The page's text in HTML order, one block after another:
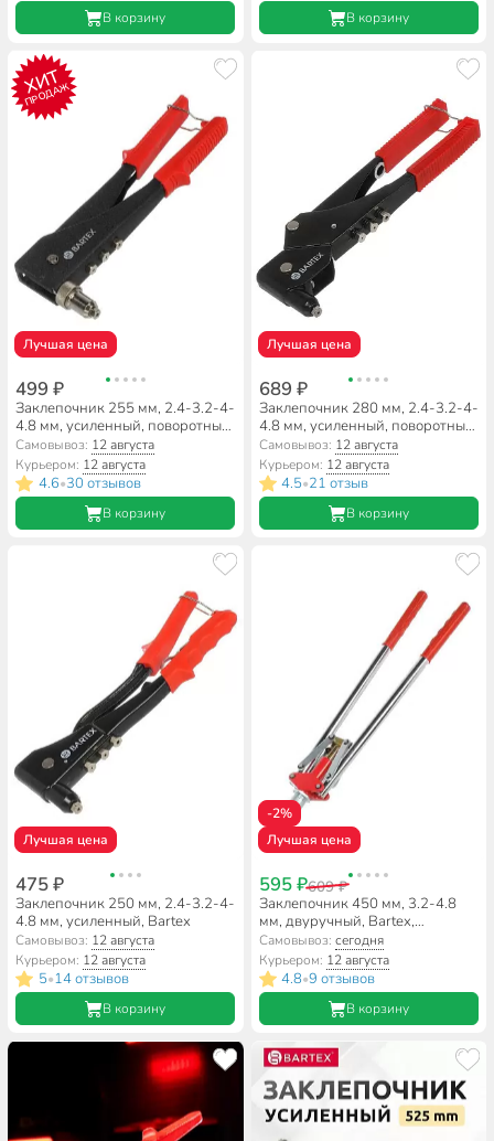
В корзину В корзину
ХИТ
ПРОДАЖ
Лучшая цена
499 ₽
Заклепочник 255 мм, 2.4-3.2-4-
4.8 мм, усиленный, поворотный,
90°, Bartex, D0730/HR4002
Самовывоз: 12 августа
Курьером: 12 августа
4.6•30 отзывов
В корзину
Лучшая цена
689 ₽
Заклепочник 280 мм, 2.4-3.2-4-
4.8 мм, усиленный, поворотный,
360°, Bartex, D0721А/HR3000
Самовывоз: 12 августа
Курьером: 12 августа
4.5•21 отзыв
В корзину
Лучшая цена
475 ₽
Заклепочник 250 мм, 2.4-3.2-4-
4.8 мм, усиленный, Bartex
Самовывоз: 12 августа
Курьером: 12 августа
5•14 отзывов
В корзину
-2%
Лучшая цена
595 ₽609 ₽
Заклепочник 450 мм, 3.2-4.8
мм, двуручный, Bartex,
HR5000-1
Самовывоз: сегодня
Курьером: 12 августа
4.8•9 отзывов
В корзину